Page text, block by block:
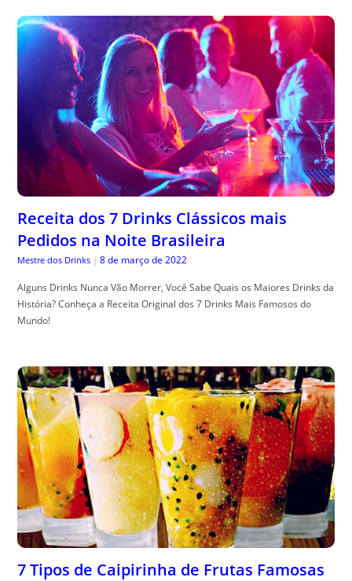
Receita dos 7 Drinks Clássicos mais
Pedidos na Noite Brasileira
Mestre dos Drinks | 8 de março de 2022
Alguns Drinks Nunca Vão Morrer, Você Sabe Quais os Maiores Drinks da
História? Conheça a Receita Original dos 7 Drinks Mais Famosos do
Mundo!
7 Tipos de Caipirinha de Frutas Famosas